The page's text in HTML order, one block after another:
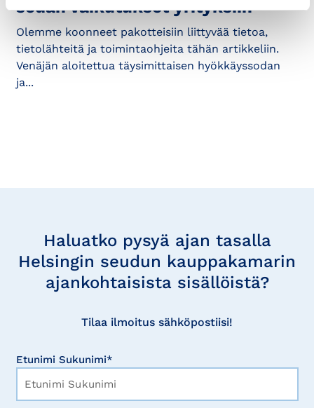
sodan vaikutukset yrityksiin
Olemme koonneet pakotteisiin liittyvää tietoa,
tietolähteitä ja toimintaohjeita tähän artikkeliin.
Venäjän aloitettua täysimittaisen hyökkäyssodan
ja...
Haluatko pysyä ajan tasalla
Helsingin seudun kauppakamarin
ajankohtaisista sisällöistä?
Tilaa ilmoitus sähköpostiisi!
Etunimi Sukunimi*